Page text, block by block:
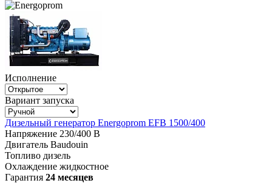
Исполнение
Вариант запуска
Дизельный генератор Energoprom EFB 1500/400
Напряжение 230/400 В
Двигатель Baudouin
Топливо дизель
Охлаждение жидкостное
Гарантия 24 месяцев